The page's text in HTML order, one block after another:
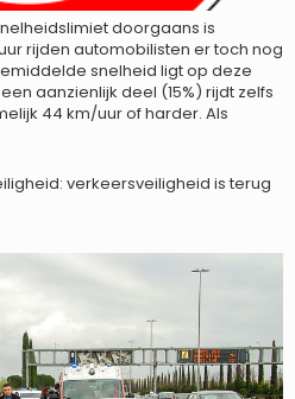
doorgaans is
rijden automobilisten er toch nog
snelheid ligt op deze
aanzienlijk deel (15%) rijdt zelfs
44 km/uur of harder. Als
verkeersveiligheid is terug